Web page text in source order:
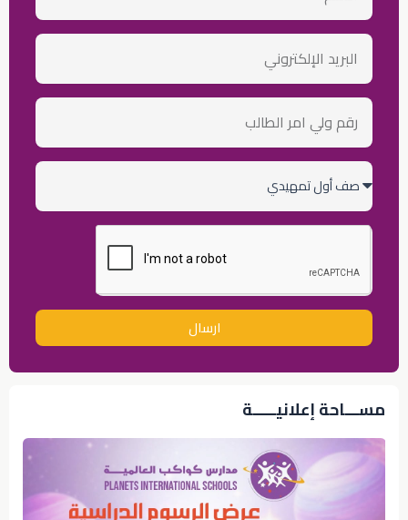
email
رقم
ولي
أمر
الطالب
الصف
الدراسي
ارسال
مســـاحة إعلانيـــــة